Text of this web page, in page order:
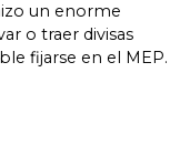
un enorme
o traer divisas
fijarse en el MEP.